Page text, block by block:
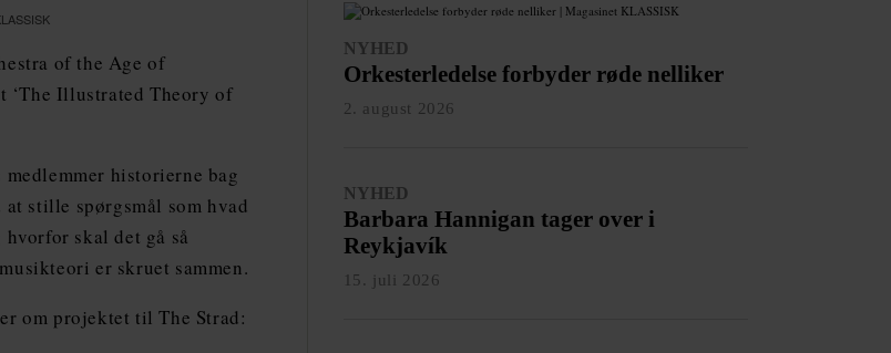
of the Age of
‘The Illustrated Theory of
historierne bag
stille spørgsmål som hvad
skal det gå så
er skruet sammen.
om projektet til The Strad:
NYHED
Orkesterledelse forbyder røde nelliker
2. august 2026
NYHED
Barbara Hannigan tager over i
Reykjavík
15. juli 2026